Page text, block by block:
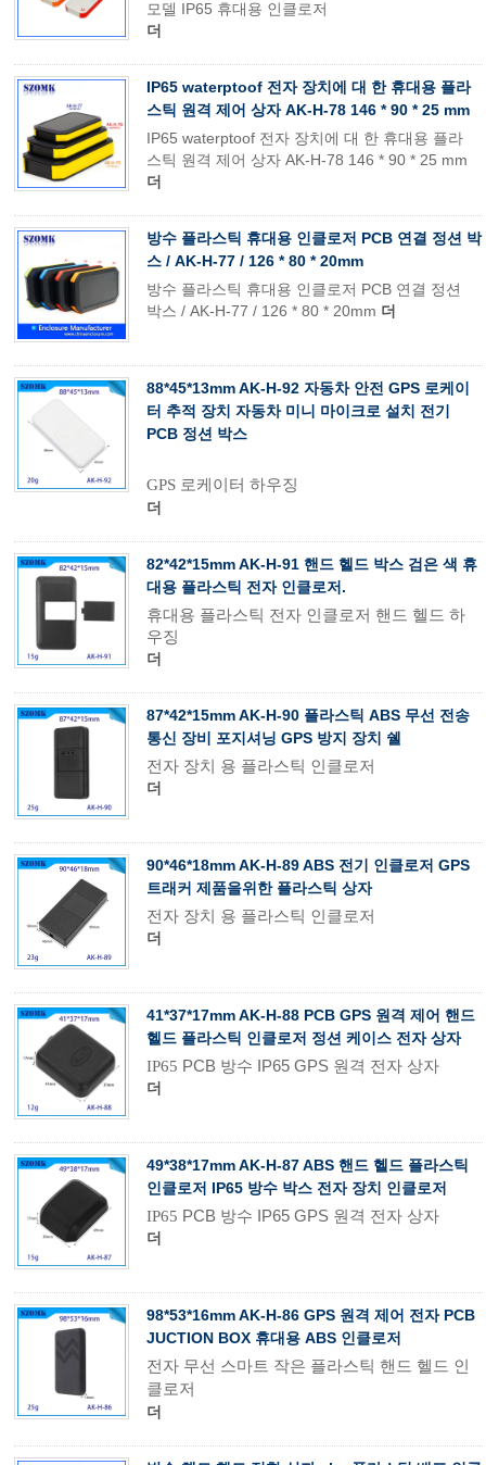
모델 IP65 휴대용 인클로저
더
IP65 waterptoof 전자 장치에 대 한 휴대용 플라
스틱 원격 제어 상자 AK-H-78 146 * 90 * 25 mm
IP65 waterptoof 전자 장치에 대 한 휴대용 플라
스틱 원격 제어 상자 AK-H-78 146 * 90 * 25 mm
더
방수 플라스틱 휴대용 인클로저 PCB 연결 정션 박
스 / AK-H-77 / 126 * 80 * 20mm
방수 플라스틱 휴대용 인클로저 PCB 연결 정션
박스 / AK-H-77 / 126 * 80 * 20mm 더
88*45*13mm AK-H-92 자동차 안전 GPS 로케이
터 추적 장치 자동차 미니 마이크로 설치 전기
PCB 정션 박스
GPS 로케이터 하우징
더
82*42*15mm AK-H-91 핸드 헬드 박스 검은 색 휴
대용 플라스틱 전자 인클로저.
휴대용 플라스틱 전자 인클로저 핸드 헬드 하
우징
더
87*42*15mm AK-H-90 플라스틱 ABS 무선 전송
통신 장비 포지셔닝 GPS 방지 장치 쉘
전자 장치 용 플라스틱 인클로저
더
90*46*18mm AK-H-89 ABS 전기 인클로저 GPS
트래커 제품을위한 플라스틱 상자
전자 장치 용 플라스틱 인클로저
더
41*37*17mm AK-H-88 PCB GPS 원격 제어 핸드
헬드 플라스틱 인클로저 정션 케이스 전자 상자
IP65 PCB 방수 IP65 GPS 원격 전자 상자
더
49*38*17mm AK-H-87 ABS 핸드 헬드 플라스틱
인클로저 IP65 방수 박스 전자 장치 인클로저
IP65 PCB 방수 IP65 GPS 원격 전자 상자
더
98*53*16mm AK-H-86 GPS 원격 제어 전자 PCB
JUCTION BOX 휴대용 ABS 인클로저
전자 무선 스마트 작은 플라스틱 핸드 헬드 인
클로저
더